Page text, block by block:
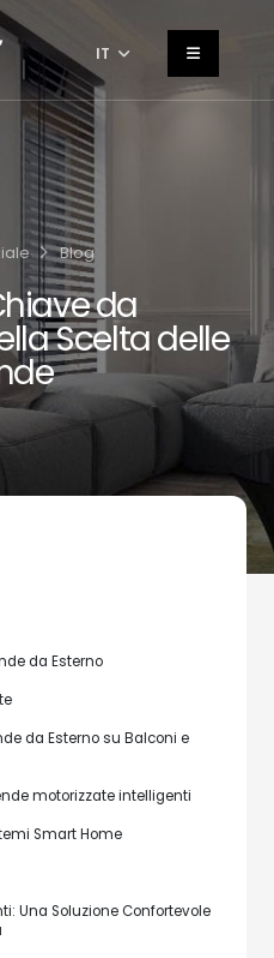
IT
da
Scelta delle
Blog
da Esterno
da Esterno su Balconi e
motorizzate intelligenti
Smart Home
Una Soluzione Confortevole